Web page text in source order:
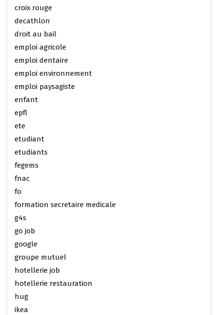
croix rouge
decathlon
droit au bail
emploi agricole
emploi dentaire
emploi environnement
emploi paysagiste
enfant
epfl
ete
etudiant
etudiants
fegems
fnac
fo
formation secretaire medicale
g4s
go job
google
groupe mutuel
hotellerie job
hotellerie restauration
hug
ikea